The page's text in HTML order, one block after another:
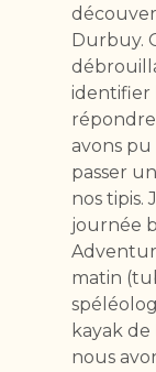
Durbuy.
identifier
avons
passer
nos tipis.
journée
matin
kayak
nous